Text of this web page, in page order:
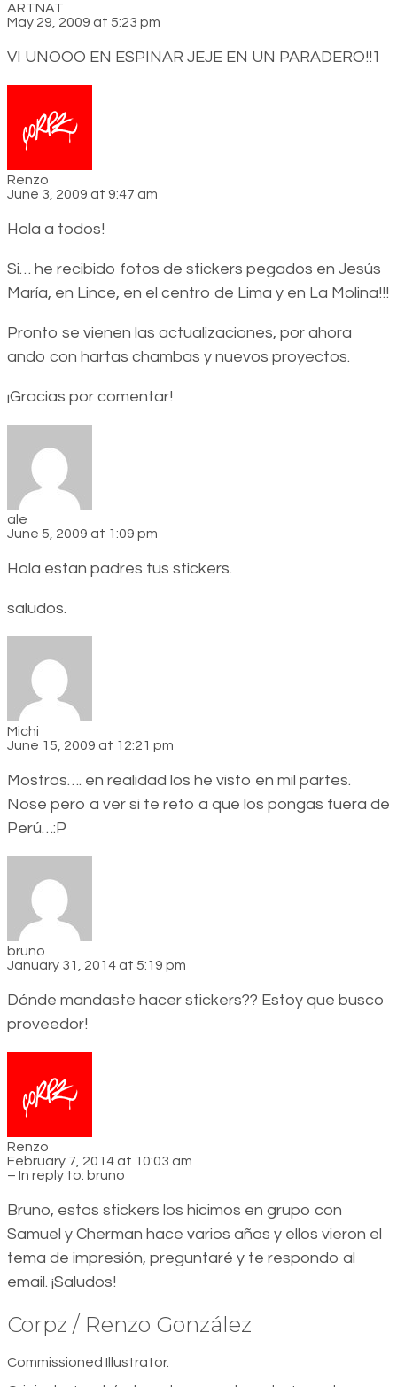
ARTNAT
May 29, 2009 at 5:23 pm
VI UNOOO EN ESPINAR JEJE EN UN PARADERO!!1
Renzo
June 3, 2009 at 9:47 am
Hola a todos!
Si… he recibido fotos de stickers pegados en Jesús
María, en Lince, en el centro de Lima y en La Molina!!!
Pronto se vienen las actualizaciones, por ahora
ando con hartas chambas y nuevos proyectos.
¡Gracias por comentar!
ale
June 5, 2009 at 1:09 pm
Hola estan padres tus stickers.
saludos.
Michi
June 15, 2009 at 12:21 pm
Mostros…. en realidad los he visto en mil partes.
Nose pero a ver si te reto a que los pongas fuera de
Perú…:P
bruno
January 31, 2014 at 5:19 pm
Dónde mandaste hacer stickers?? Estoy que busco
proveedor!
Renzo
February 7, 2014 at 10:03 am
– In reply to: bruno
Bruno, estos stickers los hicimos en grupo con
Samuel y Cherman hace varios años y ellos vieron el
tema de impresión, preguntaré y te respondo al
email. ¡Saludos!
Corpz / Renzo González
Commissioned Illustrator.